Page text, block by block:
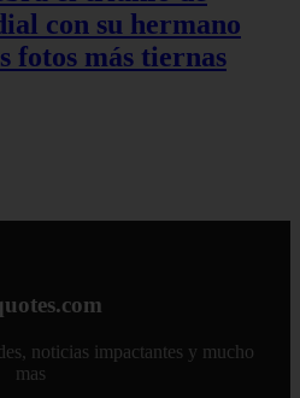
con su hermano
fotos más tiernas
noticias impactantes y mucho
mas